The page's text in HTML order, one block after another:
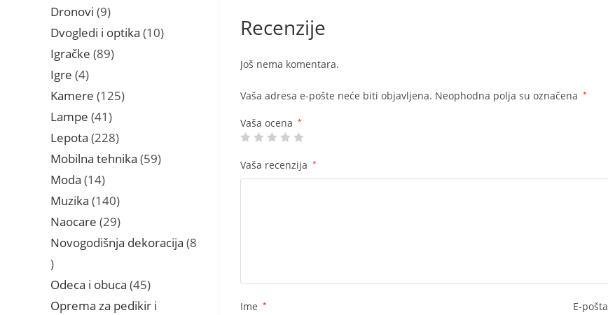
Recenzije
Još nema komentara.
Vaša adresa e-pošte neće biti objavljena. Neophodna polja su označena *
Vaša ocena *
Vaša recenzija *
Ime * E-pošta
Dronovi 99
proizvoda
Dvogledi i optika 1010
Igračke 8989
Igre 44
proizvoda
Kamere 125125
Lampe 41 41
proizvod
Lepota 228228
proizvoda
Mobilna tehnika 5959
Moda 1414
proizvoda
Muzika 140140
proizvoda
Naocare 2929
proizvoda
Novogodišnja dekoracija 8
8
proizvoda
Odeca i obuca 4545
proizvoda
Oprema za pedikir i